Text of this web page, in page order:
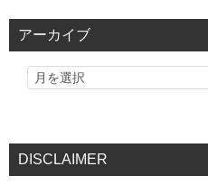
アーカイブ
DISCLAIMER